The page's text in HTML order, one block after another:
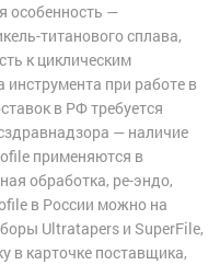
особенность —
титанового сплава,
к циклическим
при работе в
в РФ требуется
— наличие
применяются в
обработка, ре-эндо,
в России можно на
Ultratapers и SuperFile,
в карточке поставщика,